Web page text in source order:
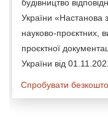
будівництво
України «Настанова
науково-проєктних,
проєктної
України від
Спробувати